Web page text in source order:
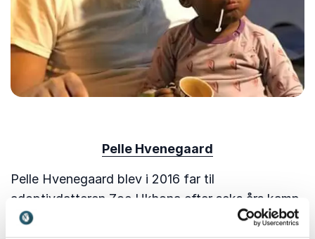
Pelle Hvenegaard
Pelle Hvenegaard blev i 2016 far til
adoptivdatteren Zoe Ukhona efter seks års kamp
med fertilitetsbehandlinger. I sin bog ‘Kære Zoe